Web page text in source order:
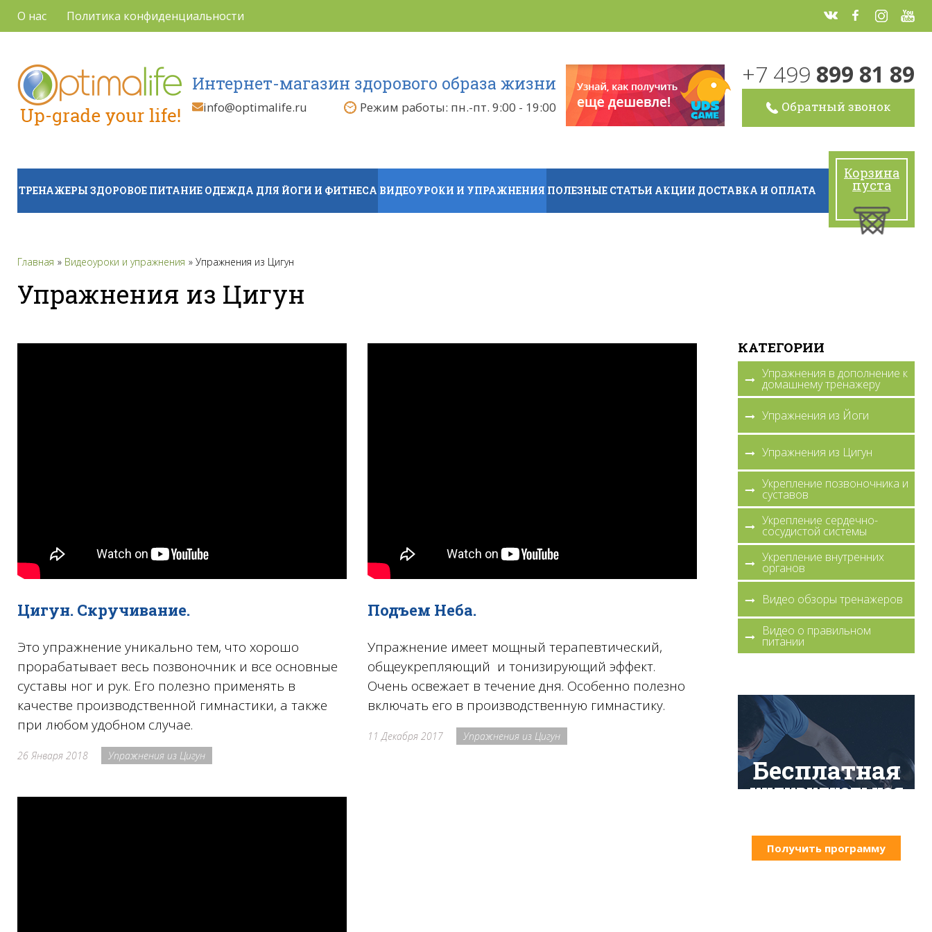
О нас Политика конфиденциальности
Интернет-магазин здорового образа жизни
info@optimalife.ru Режим работы: пн.-пт. 9:00 - 19:00
+7 499 899 81 89
Обратный звонок
ТРЕНАЖЕРЫ ЗДОРОВОЕ ПИТАНИЕ ОДЕЖДА ДЛЯ ЙОГИ И ФИТНЕСА ВИДЕОУРОКИ И УПРАЖНЕНИЯ ПОЛЕЗНЫЕ СТАТЬИ АКЦИИ ДОСТАВКА И ОПЛАТА
Корзина
пуста
Главная Видеоуроки и упражнения Упражнения из Цигун
Упражнения из Цигун
Цигун. Скручивание.
Это упражнение уникально тем, что хорошо
прорабатывает весь позвоночник и все основные
суставы ног и рук. Его полезно применять в
качестве производственной гимнастики, а также
при любом удобном случае.
26 Января 2018 Упражнения из Цигун
Подъем Неба.
Упражнение имеет мощный терапевтический,
общеукрепляющий и тонизирующий эффект.
Очень освежает в течение дня. Особенно полезно
включать его в производственную гимнастику.
11 Декабря 2017 Упражнения из Цигун
КАТЕГОРИИ
Упражнения в дополнение к
домашнему тренажеру
Упражнения из Йоги
Упражнения из Цигун
Укрепление позвоночника и
суставов
Укрепление сердечно-
сосудистой системы
Укрепление внутренних
органов
Видео обзоры тренажеров
Видео о правильном
питании
Бесплатная
индивидуальная
Получить программу